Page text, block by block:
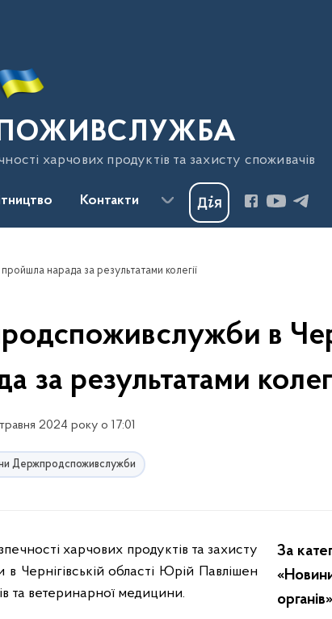
харчових продуктів та захисту споживачів
Контакти
нарада за результатами колегії
в
за результатами
2024 року о 17:01
Держпродспоживслужби
Чернігівській області Юрій Павлішен
та ветеринарної медицини.
За
органів»